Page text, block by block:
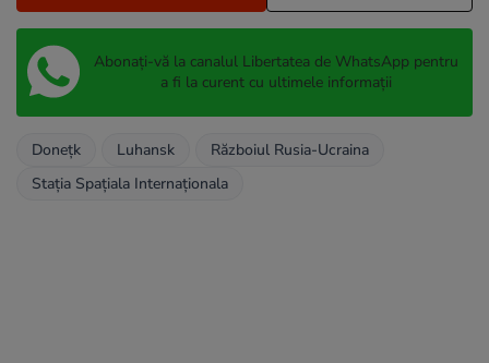
Abonați-vă la canalul Libertatea de WhatsApp pentru
a fi la curent cu ultimele informații
Donețk Luhansk
Războiul Rusia-Ucraina
Stația Spațiala Internaționala